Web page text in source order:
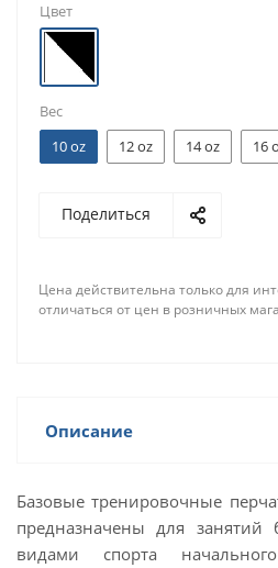
Цвет
Вес
10 oz
12 oz 14 oz 16
Поделиться
Цена действительна только для
отличаться от цен в розничных
Описание
Базовые тренировочные
предназначены для
видами спорта